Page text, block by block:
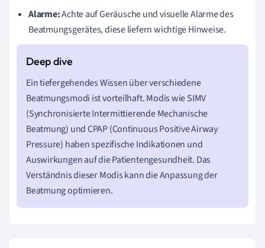
Alarme:Achte auf Geräusche und visuelle Alarme des
Beatmungsgerätes, diese liefern wichtige Hinweise.
Ein tiefergehendes Wissen über verschiedene
Beatmungsmodi ist vorteilhaft. Modis wie SIMV
(Synchronisierte Intermittierende Mechanische
Beatmung) und CPAP (Continuous Positive Airway
Pressure) haben spezifische Indikationen und
Auswirkungen auf die Patientengesundheit. Das
Verständnis dieser Modis kann die Anpassung der
Beatmung optimieren.